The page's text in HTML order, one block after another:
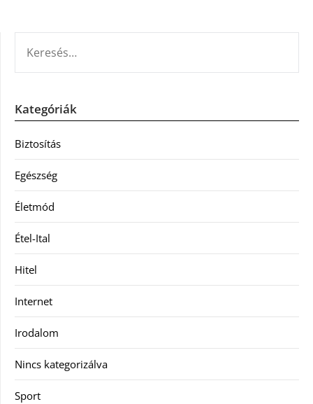
Kategóriák
Biztosítás
Egészség
Életmód
Étel-Ital
Hitel
Internet
Irodalom
Nincs kategorizálva
Sport